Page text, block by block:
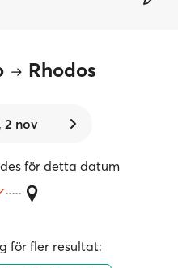
Rhodos
2 nov
för detta datum
för fler resultat: